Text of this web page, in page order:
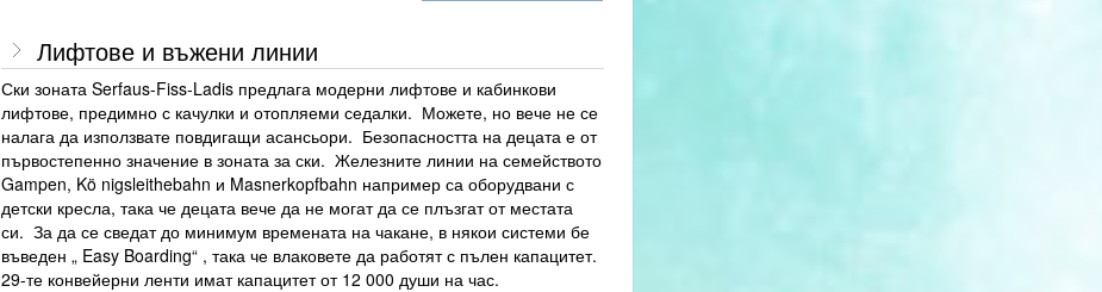
Лифтове и въжени линии
Ски зоната Serfaus-Fiss-Ladis предлага модерни лифтове и кабинкови
лифтове, предимно с качулки и отопляеми седалки. Можете, но вече не се
налага да използвате повдигащи асансьори. Безопасността на децата е от
първостепенно значение в зоната за ски. Железните линии на семейството
Gampen, Kö nigsleithebahn и Masnerkopfbahn например са оборудвани с
детски кресла, така че децата вече да не могат да се плъзгат от местата
си. За да се сведат до минимум времената на чакане, в някои системи бе
въведен „ Easy Boarding“ , така че влаковете да работят с пълен капацитет.
29-те конвейерни ленти имат капацитет от 12 000 души на час.